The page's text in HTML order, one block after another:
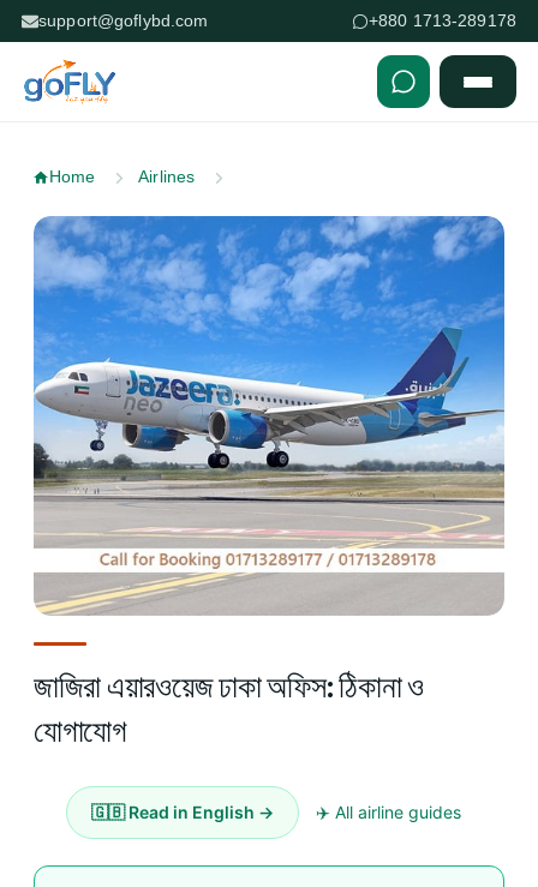
support@goflybd.com +880 1713-289178
Home Airlines
জাজিরা এয়ারওয়েজ ঢাকা অফিস: ঠিকানা ও
যোগাযোগ
🇬🇧 Read in English → ✈️ All airline guides